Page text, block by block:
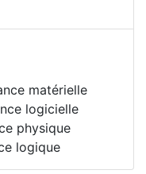
matérielle
logicielle
physique
logique